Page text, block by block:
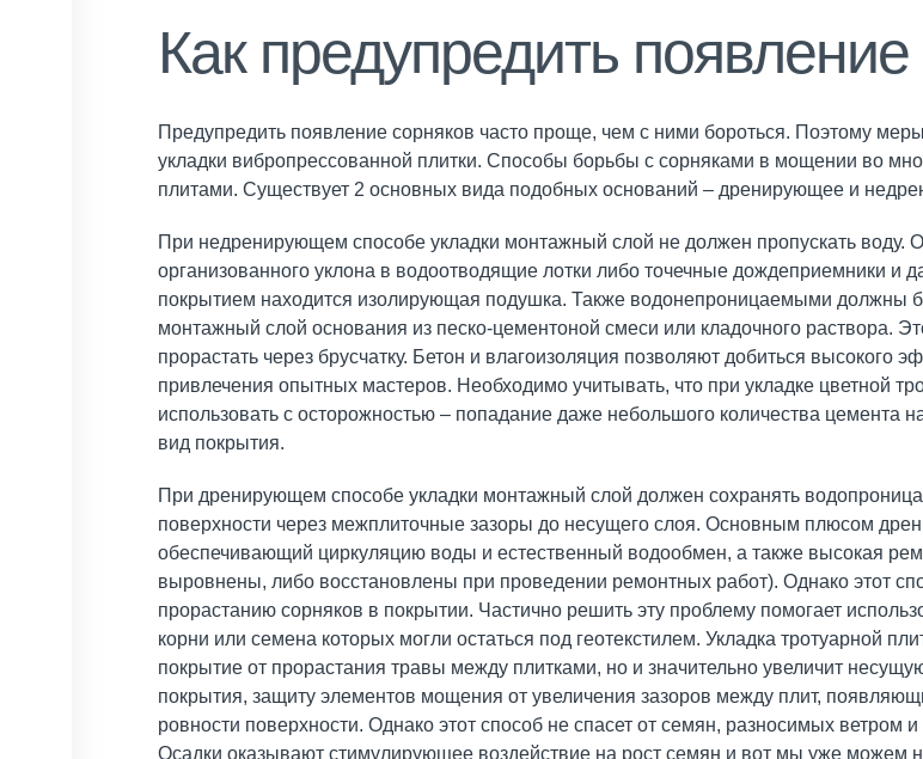
Как предупредить
Предупредить появление сорняков часто проще, чем с ними бороться. Поэтому
укладки вибропрессованной плитки. Способы борьбы с сорняками в мощении во
плитами. Существует 2 основных вида подобных оснований – дренирующее и
При недренирующем способе укладки монтажный слой не должен пропускать воду.
организованного уклона в водоотводящие лотки либо точечные дождеприемники
покрытием находится изолирующая подушка. Также водонепроницаемыми
монтажный слой основания из песко-цементоной смеси или кладочного раствора.
прорастать через брусчатку. Бетон и влагоизоляция позволяют добиться
привлечения опытных мастеров. Необходимо учитывать, что при укладке цветной
использовать с осторожностью – попадание даже небольшого количества цемента
вид покрытия.
При дренирующем способе укладки монтажный слой должен сохранять
поверхности через межплиточные зазоры до несущего слоя. Основным плюсом
обеспечивающий циркуляцию воды и естественный водообмен, а также высокая
выровнены, либо восстановлены при проведении ремонтных работ). Однако этот
прорастанию сорняков в покрытии. Частично решить эту проблему помогает
корни или семена которых могли остаться под геотекстилем. Укладка тротуарной
покрытие от прорастания травы между плитками, но и значительно увеличит
покрытия, защиту элементов мощения от увеличения зазоров между плит,
ровности поверхности. Однако этот способ не спасет от семян, разносимых
Осадки оказывают стимулирующее воздействие на рост семян и вот мы уже можем